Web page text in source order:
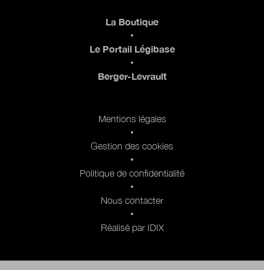
La Boutique
Le Portail Légibase
Berger-Levrault
Mentions légales
Gestion des cookies
Politique de confidentialité
Nous contacter
Réalisé par IDIX